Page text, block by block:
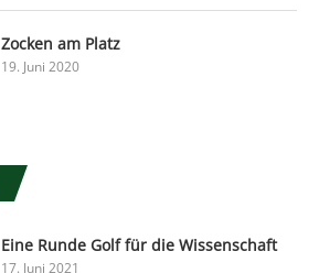
Zocken am Platz
19. Juni 2020
Eine Runde Golf für die Wissenschaft
17. Juni 2021